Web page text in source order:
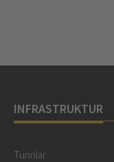
INFRASTRUKTUR
Tunnlar